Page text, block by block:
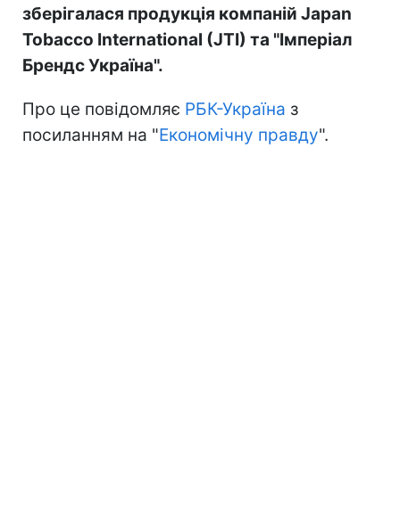
зберігалася продукція компаній Japan
Tobacco International (JTI) та "Імперіал
Брендс Україна".
Про це повідомляє РБК-Україна з
посиланням на "Економічну правду".